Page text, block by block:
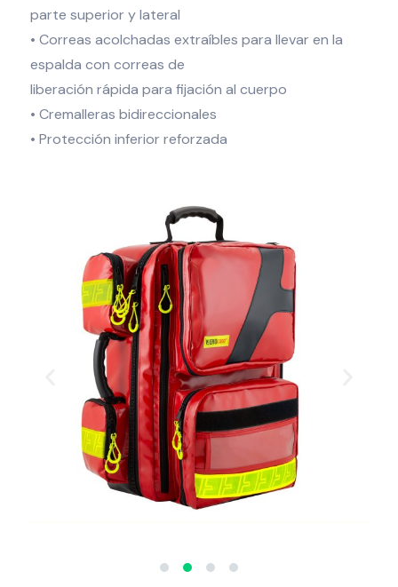
parte superior y lateral
• Correas acolchadas extraíbles para llevar en la
espalda con correas de
liberación rápida para fijación al cuerpo
• Cremalleras bidireccionales
• Protección inferior reforzada